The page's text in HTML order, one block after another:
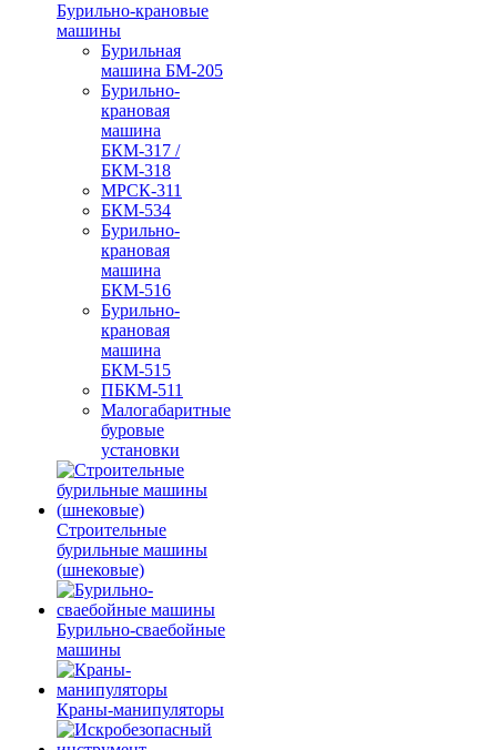
Бурильно-крановые
машины
Бурильная
машина БМ-205
Бурильно-
крановая
машина
БКМ-317 /
БКМ-318
МРСК-311
БКМ-534
Бурильно-
крановая
машина
БКМ-516
Бурильно-
крановая
машина
БКМ-515
ПБКМ-511
Малогабаритные
буровые
установки
Строительные
бурильные машины
(шнековые)
Бурильно-сваебойные
машины
Краны-манипуляторы